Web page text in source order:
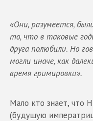
«Они, разумеется,
то, что в таковые
друга полюбили. Но
могли иначе, как
время гримировки».
Мало кто знает, что
(будущую